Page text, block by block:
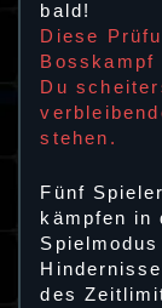
bald!
Diese
Du
stehen.
Fünf
kämpfen in
des